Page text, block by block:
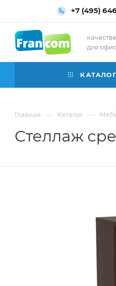
+7 (495)
для
КАТАЛОГ
Главная — Каталог —
Стеллаж